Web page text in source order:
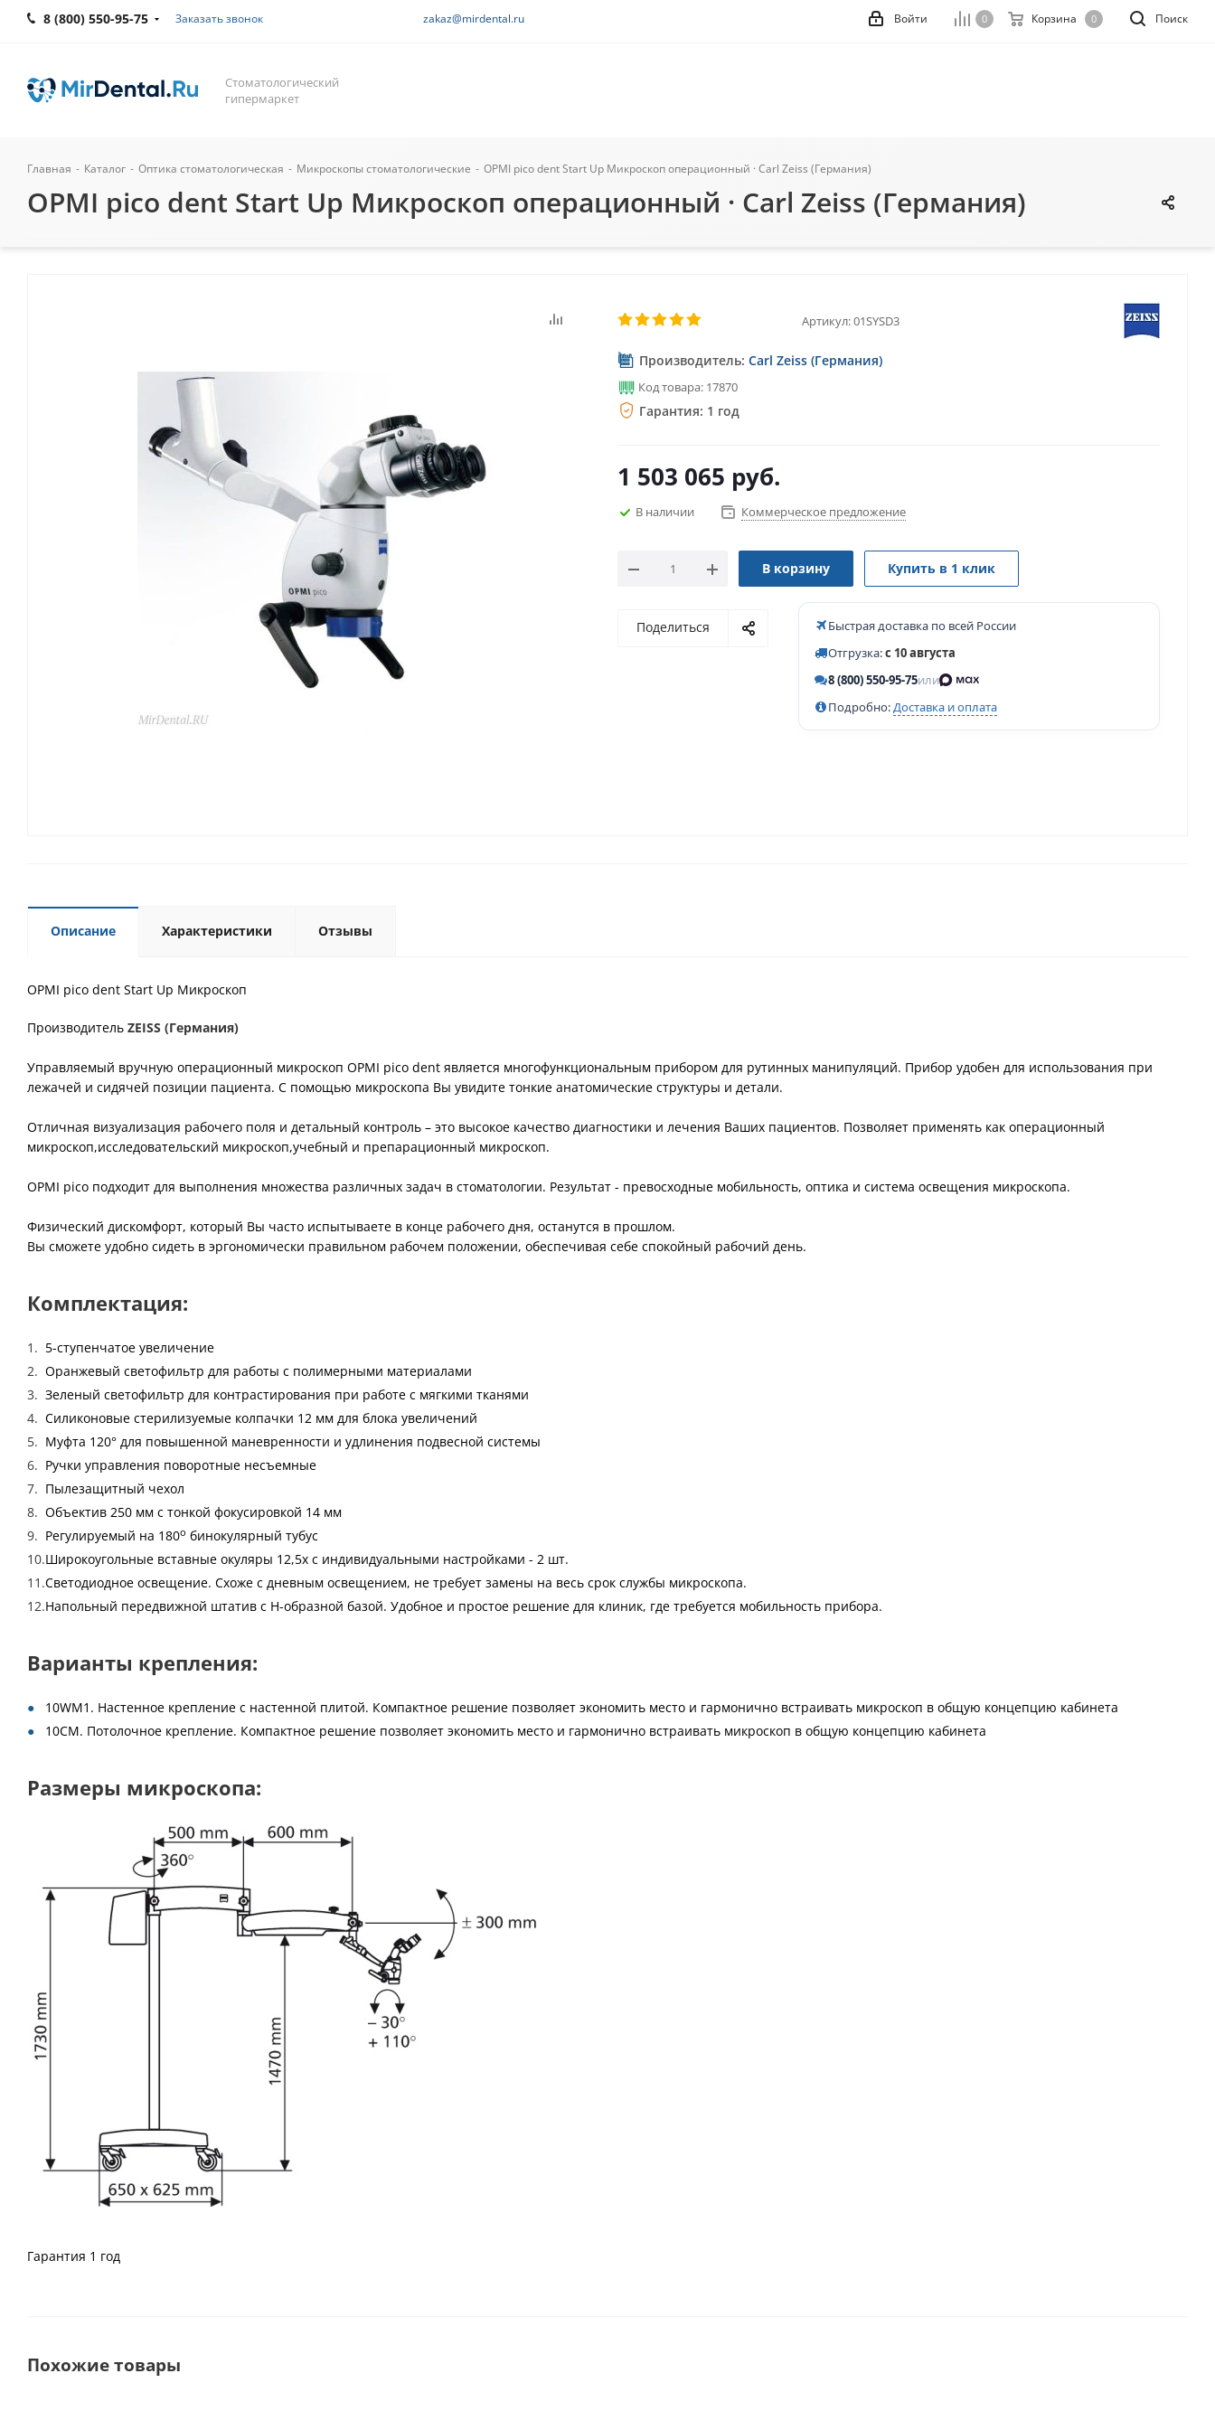
8 (800) 550-95-75 Заказать звонок zakaz@mirdental.ru Поиск
0 Корзина 0
Войти
Стоматологический
гипермаркет
Главная - Каталог - Оптика стоматологическая - Микроскопы стоматологические - OPMI pico dent Start Up Микроскоп операционный · Carl Zeiss (Германия)
OPMI pico dent Start Up Микроскоп операционный · Carl Zeiss (Германия)
Артикул:01SYSD3
Производитель: Carl Zeiss (Германия)
Код товара: 17870
Гарантия: 1 год
1 503 065 руб.
В наличии Коммерческое предложение
В корзину Купить в 1 клик
Поделиться
Быстрая доставка по всей России
Отгрузка:с 10 августа
8 (800) 550-95-75или
Подробно:Доставка и оплата
Описание Характеристики Отзывы
OPMI pico dent Start Up Микроскоп
Производитель ZEISS (Германия)
Управляемый вручную операционный микроскоп OPMI pico dent является многофункциональным прибором для рутинных манипуляций. Прибор удобен для использования при
лежачей и сидячей позиции пациента. С помощью микроскопа Вы увидите тонкие анатомические структуры и детали.
Отличная визуализация рабочего поля и детальный контроль – это высокое качество диагностики и лечения Ваших пациентов. Позволяет применять как операционный
микроскоп,исследовательский микроскоп,учебный и препарационный микроскоп.
OPMI pico подходит для выполнения множества различных задач в стоматологии. Результат - превосходные мобильность, оптика и система освещения микроскопа.
Физический дискомфорт, который Вы часто испытываете в конце рабочего дня, останутся в прошлом.
Вы сможете удобно сидеть в эргономически правильном рабочем положении, обеспечивая себе спокойный рабочий день.
Комплектация:
5-ступенчатое увеличение
Оранжевый светофильтр для работы с полимерными материалами
Зеленый светофильтр для контрастирования при работе с мягкими тканями
Силиконовые стерилизуемые колпачки 12 мм для блока увеличений
Муфта 120° для повышенной маневренности и удлинения подвесной системы
Ручки управления поворотные несъемные
Пылезащитный чехол
Объектив 250 мм с тонкой фокусировкой 14 мм
Регулируемый на 180о бинокулярный тубус
Широкоугольные вставные окуляры 12,5х с индивидуальными настройками - 2 шт.
Светодиодное освещение. Схоже с дневным освещением, не требует замены на весь срок службы микроскопа.
Напольный передвижной штатив с Н-образной базой. Удобное и простое решение для клиник, где требуется мобильность прибора.
Варианты крепления:
10WM1. Настенное крепление с настенной плитой. Компактное решение позволяет экономить место и гармонично встраивать микроскоп в общую концепцию кабинета
10CM. Потолочное крепление. Компактное решение позволяет экономить место и гармонично встраивать микроскоп в общую концепцию кабинета
Размеры микроскопа:
Гарантия 1 год
Похожие товары